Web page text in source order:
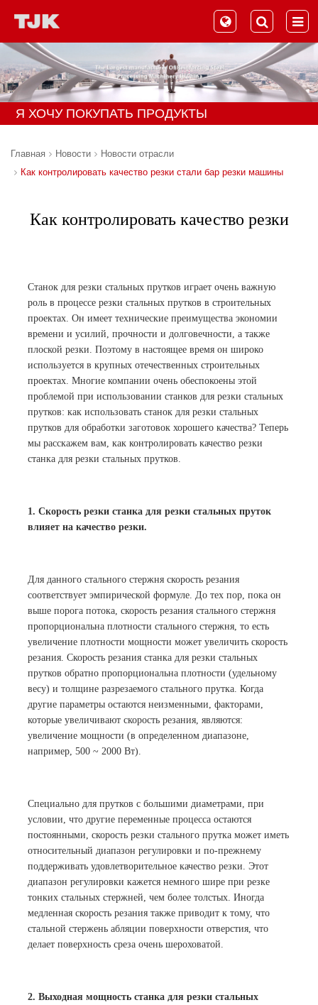
Я ХОЧУ ПОКУПАТЬ ПРОДУКТЫ
Главная Новости
Новости отрасли
Как контролировать качество резки стали бар резки машины
Как контролировать качество резки
Станок для резки стальных прутков играет очень важную
роль в процессе резки стальных прутков в строительных
проектах. Он имеет технические преимущества экономии
времени и усилий, прочности и долговечности, а также
плоской резки. Поэтому в настоящее время он широко
используется в крупных отечественных строительных
проектах. Многие компании очень обеспокоены этой
проблемой при использовании станков для резки стальных
прутков: как использовать станок для резки стальных
прутков для обработки заготовок хорошего качества? Теперь
мы расскажем вам, как контролировать качество резки
станка для резки стальных прутков.
1. Скорость резки станка для резки стальных пруток
влияет на качество резки.
Для данного стального стержня скорость резания
соответствует эмпирической формуле. До тех пор, пока он
выше порога потока, скорость резания стального стержня
пропорциональна плотности стального стержня, то есть
увеличение плотности мощности может увеличить скорость
резания. Скорость резания станка для резки стальных
прутков обратно пропорциональна плотности (удельному
весу) и толщине разрезаемого стального прутка. Когда
другие параметры остаются неизменными, факторами,
которые увеличивают скорость резания, являются:
увеличение мощности (в определенном диапазоне,
например, 500 ~ 2000 Вт).
Специально для прутков с большими диаметрами, при
условии, что другие переменные процесса остаются
постоянными, скорость резки стального прутка может иметь
относительный диапазон регулировки и по-прежнему
поддерживать удовлетворительное качество резки. Этот
диапазон регулировки кажется немного шире при резке
тонких стальных стержней, чем более толстых. Иногда
медленная скорость резания также приводит к тому, что
стальной стержень абляции поверхности отверстия, что
делает поверхность среза очень шероховатой.
2. Выходная мощность станка для резки стальных